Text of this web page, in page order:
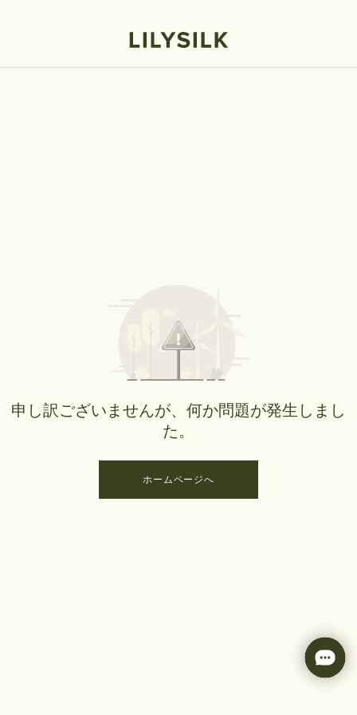
申し訳ございませんが、何か問題が発生しまし
た。
ホームページへ